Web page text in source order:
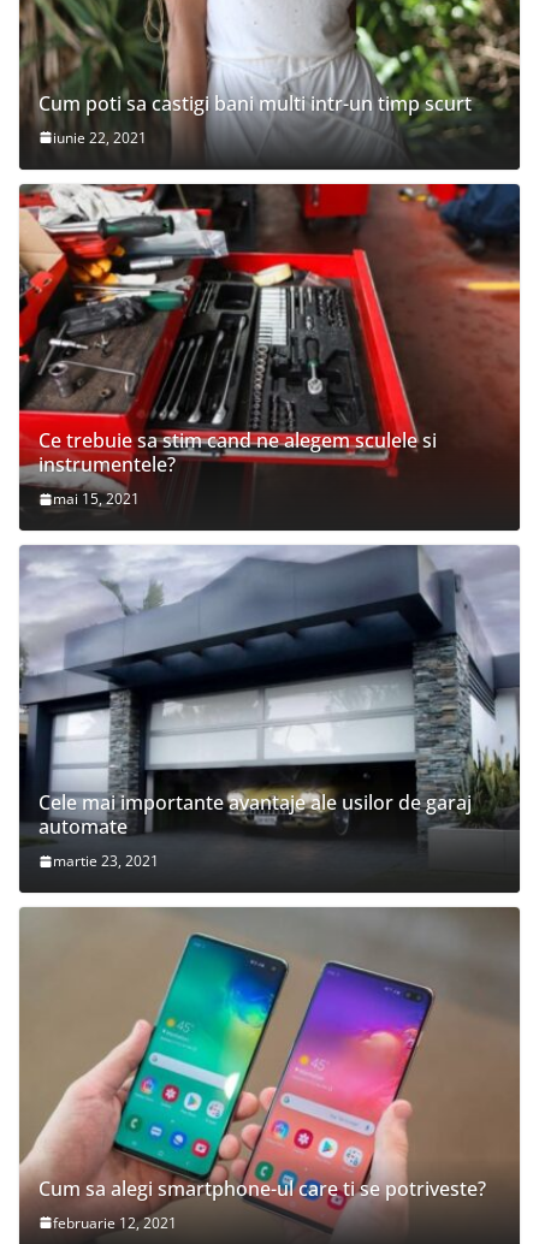
Cum poti sa castigi bani multi intr-un timp scurt
iunie 22, 2021
Ce trebuie sa stim cand ne alegem sculele si
instrumentele?
mai 15, 2021
Cele mai importante avantaje ale usilor de garaj
automate
martie 23, 2021
Cum sa alegi smartphone-ul care ti se potriveste?
februarie 12, 2021